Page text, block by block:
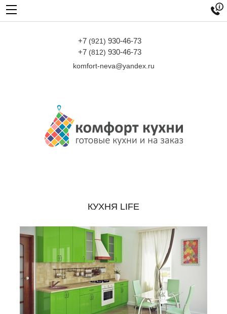
+7 (921) 930-46-73
+7 (812) 930-46-73
komfort-neva@yandex.ru

КУХНЯ LIFE